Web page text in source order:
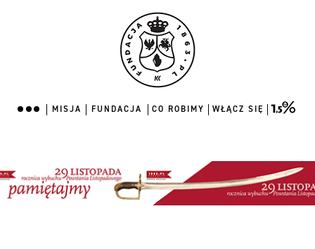
CO ROBIMY
WŁĄCZ SIĘ
MISJA FUNDACJA WŁĄCZ SIĘ
CO ROBIMY